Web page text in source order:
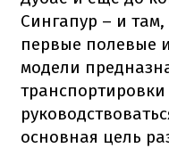
Сингапур – и
первые полевые
модели
основная цель